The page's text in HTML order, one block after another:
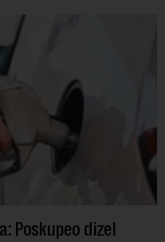
Poskupeo dizel